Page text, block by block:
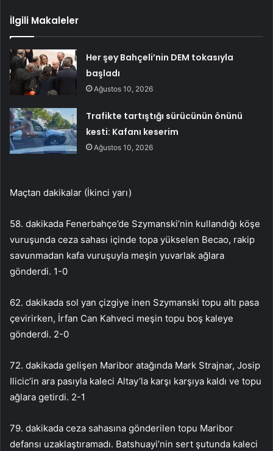
İlgili Makaleler
Her şey Bahçeli’nin DEM tokasıyla
başladı
Ağustos 10, 2026
Trafikte tartıştığı sürücünün önünü
kesti: Kafanı keserim
Ağustos 10, 2026
Maçtan dakikalar (İkinci yarı)
58. dakikada Fenerbahçe’de Szymanski’nin kullandığı köşe
vuruşunda ceza sahası içinde topa yükselen Becao, rakip
savunmadan kafa vuruşuyla meşin yuvarlak ağlara
gönderdi. 1-0
62. dakikada sol yan çizgiye inen Szymanski topu altı pasa
çevirirken, İrfan Can Kahveci meşin topu boş kaleye
gönderdi. 2-0
72. dakikada gelişen Maribor atağında Mark Strajnar, Josip
Ilicic’in ara pasıyla kaleci Altay’la karşı karşıya kaldı ve topu
ağlara getirdi. 2-1
79. dakikada ceza sahasına gönderilen topu Maribor
defansı uzaklaştıramadı. Batshuayi’nin sert şutunda kaleci